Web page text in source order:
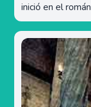
inició en el